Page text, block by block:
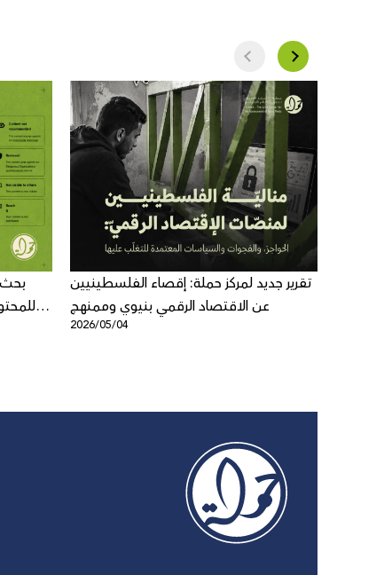
تقرير جديد لمركز حملة: إقصاء الفلسطينيين
عن الاقتصاد الرقمي بنيوي وممنهج
2026/05/04